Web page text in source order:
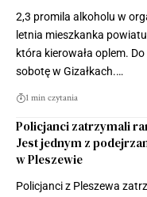
2,3 promila alkoholu w
letnia mieszkanka
która kierowała oplem.
sobotę w Gizałkach.…
1 min czytania
Policjanci zatrzymali
Jest jednym z
w Pleszewie
Policjanci z Pleszewa